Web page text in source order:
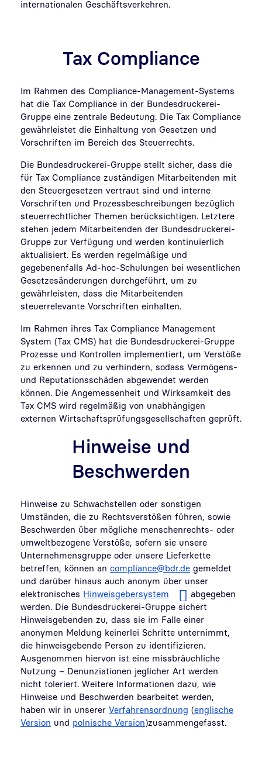
internationalen Geschäftsverkehren.
Tax Compliance
Im Rahmen des Compliance-Management-Systems
hat die Tax Compliance in der Bundesdruckerei-
Gruppe eine zentrale Bedeutung. Die Tax Compliance
gewährleistet die Einhaltung von Gesetzen und
Vorschriften im Bereich des Steuerrechts.
Die Bundesdruckerei-Gruppe stellt sicher, dass die
für Tax Compliance zuständigen Mitarbeitenden mit
den Steuergesetzen vertraut sind und interne
Vorschriften und Prozessbeschreibungen bezüglich
steuerrechtlicher Themen berücksichtigen. Letztere
stehen jedem Mitarbeitenden der Bundesdruckerei-
Gruppe zur Verfügung und werden kontinuierlich
aktualisiert. Es werden regelmäßige und
gegebenenfalls Ad-hoc-Schulungen bei wesentlichen
Gesetzesänderungen durchgeführt, um zu
gewährleisten, dass die Mitarbeitenden
steuerrelevante Vorschriften einhalten.
Im Rahmen ihres Tax Compliance Management
System (Tax CMS) hat die Bundesdruckerei-Gruppe
Prozesse und Kontrollen implementiert, um Verstöße
zu erkennen und zu verhindern, sodass Vermögens-
und Reputationsschäden abgewendet werden
können. Die Angemessenheit und Wirksamkeit des
Tax CMS wird regelmäßig von unabhängigen
externen Wirtschaftsprüfungsgesellschaften geprüft.
Hinweise und
Beschwerden
Hinweise zu Schwachstellen oder sonstigen
Umständen, die zu Rechtsverstößen führen, sowie
Beschwerden über mögliche menschenrechts- oder
umweltbezogene Verstöße, sofern sie unsere
Unternehmensgruppe oder unsere Lieferkette
betreffen, können an compliance@bdr.de gemeldet
und darüber hinaus auch anonym über unser
elektronisches Hinweisgebersystem
abgegeben
werden. Die Bundesdruckerei-Gruppe sichert
Hinweisgebenden zu, dass sie im Falle einer
anonymen Meldung keinerlei Schritte unternimmt,
die hinweisgebende Person zu identifizieren.
Ausgenommen hiervon ist eine missbräuchliche
Nutzung – Denunziationen jeglicher Art werden
nicht toleriert. Weitere Informationen dazu, wie
Hinweise und Beschwerden bearbeitet werden,
haben wir in unserer Verfahrensordnung (englische
Version und polnische Version)zusammengefasst.